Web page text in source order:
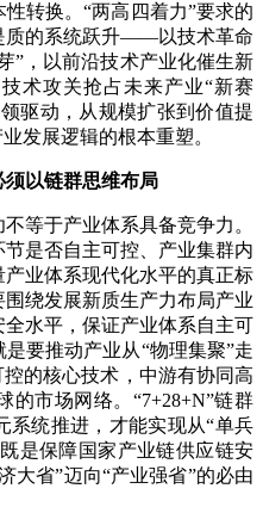
转换。“两高四着力”要求的
质的系统跃升——以技术革命
”，以前沿技术产业化催生新
术攻关抢占未来产业“新赛
驱动，从规模扩张到价值提
发展逻辑的根本重塑。
须以链群思维布局
等于产业体系具备竞争力。
是否自主可控、产业集群内
业体系现代化水平的真正标
绕发展新质生产力布局产业
水平，保证产业体系自主可
要推动产业从“物理集聚”走
的核心技术，中游有协同高
的市场网络。“7+28+N”链群
系统推进，才能实现从“单兵
是保障国家产业链供应链安
大省”迈向“产业强省”的必由